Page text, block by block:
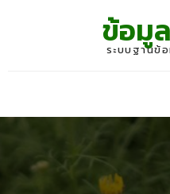
ข้อมู
ระบบฐานข้